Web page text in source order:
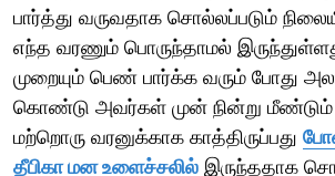
பார்த்து வருவதாக சொல்லப்படும்
எந்த வரணும் பொருந்தாமல்
முறையும் பெண் பார்க்க வரும் போது
கொண்டு அவர்கள் முன் நின்று மீண்டும்
மற்றொரு வரனுக்காக காத்திருப்பது
தீபிகா மன உளைச்சலில் இருந்ததாக